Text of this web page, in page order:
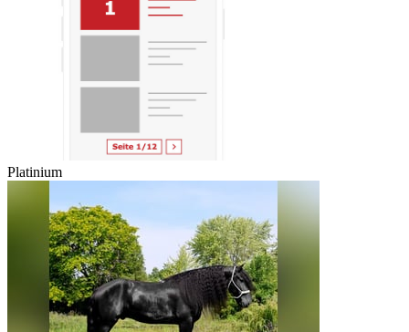
Platinium